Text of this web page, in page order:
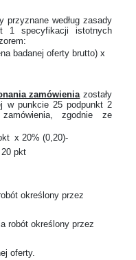
przyznane według zasady
1 specyfikacji istotnych
badanej oferty brutto)x
zamówienia zostały
w punkcie 25 podpunkt 2
zgodnie ze
x 20% (0,20)-
pkt
określony przez
robót określony przez
oferty.